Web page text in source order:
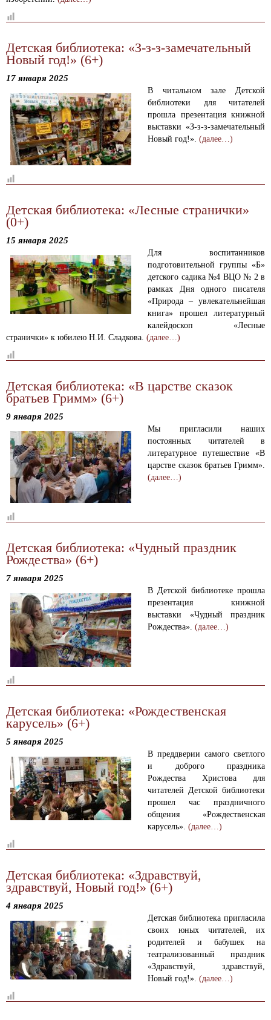
Детская библиотека: «З-з-з-замечательный
Новый год!» (6+)
17 января 2025
В читальном зале Детской
библиотеки для читателей
прошла презентация книжной
выставки «З-з-з-замечательный
Новый год!».(далее…)
Детская библиотека: «Лесные странички»
(0+)
15 января 2025
Для воспитанников
подготовительной группы «Б»
детского садика №4 ВЦО № 2 в
рамках Дня одного писателя
«Природа – увлекательнейшая
книга» прошел литературный
калейдоскоп «Лесные
странички» к юбилею Н.И. Сладкова. (далее…)
Детская библиотека: «В царстве сказок
братьев Гримм» (6+)
9 января 2025
Мы пригласили наших
постоянных читателей в
литературное путешествие «В
царстве сказок братьев Гримм».
(далее…)
Детская библиотека: «Чудный праздник
Рождества» (6+)
7 января 2025
В Детской библиотеке прошла
презентация книжной
выставки «Чудный праздник
Рождества».(далее…)
Детская библиотека: «Рождественская
карусель» (6+)
5 января 2025
В преддверии самого светлого
и доброго праздника
Рождества Христова для
читателей Детской библиотеки
прошел час праздничного
общения «Рождественская
карусель».(далее…)
Детская библиотека: «Здравствуй,
здравствуй, Новый год!» (6+)
4 января 2025
Детская библиотека пригласила
своих юных читателей, их
родителей и бабушек на
театрализованный праздник
«Здравствуй, здравствуй,
Новый год!».(далее…)